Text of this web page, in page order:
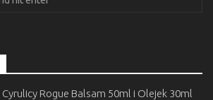
Rogue Balsam 50ml i Olejek 30ml